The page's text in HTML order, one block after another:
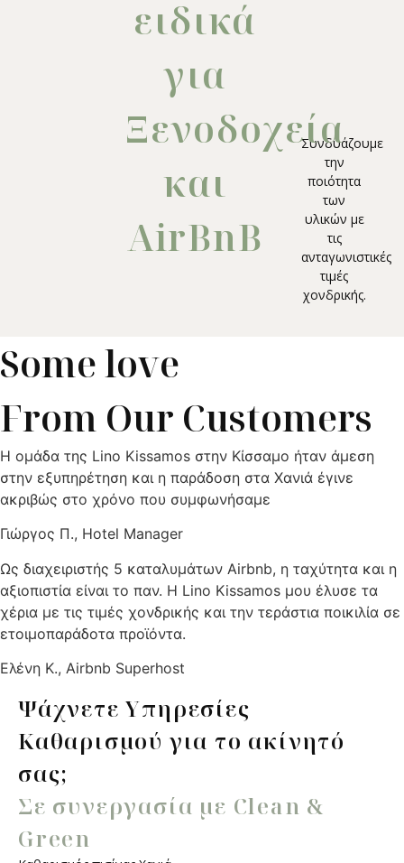
ειδικά
για
Ξενοδοχεία
και
AirBnB
Συνδυάζουμε
την
ποιότητα
των
υλικών με
τις
ανταγωνιστικές
τιμές
χονδρικής.
Some love
From Our Customers
Η ομάδα της Lino Kissamos στην Κίσσαμο ήταν άμεση
στην εξυπηρέτηση και η παράδοση στα Χανιά έγινε
ακριβώς στο χρόνο που συμφωνήσαμε
Γιώργος Π., Hotel Manager
Ως διαχειριστής 5 καταλυμάτων Airbnb, η ταχύτητα και η
αξιοπιστία είναι το παν. Η Lino Kissamos μου έλυσε τα
χέρια με τις τιμές χονδρικής και την τεράστια ποικιλία σε
ετοιμοπαράδοτα προϊόντα.
Ελένη Κ., Airbnb Superhost
Ψάχνετε Υπηρεσίες
Καθαρισμού για το ακίνητό
σας;
Σε συνεργασία με Clean &
Green